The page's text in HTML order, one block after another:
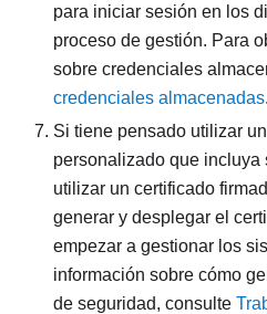
para iniciar sesión en los
proceso de gestión. Para
sobre credenciales
credenciales almacenadas.
Si tiene pensado utilizar
personalizado que incluya
utilizar un certificado
generar y desplegar el
empezar a gestionar los
información sobre cómo
de seguridad, consulte